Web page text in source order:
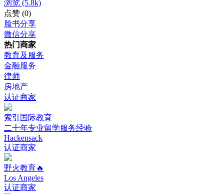
浏览 (5.8k)
点赞 (0)
脸书分享
微信分享
热门商家
教育及服务
金融服务
律师
房地产
认证商家
索引国际教育
二十年专业留学服务经验
Hackensack
认证商家
野火教育🔥
Los Angeles
认证商家